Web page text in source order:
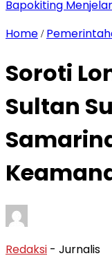
Bapokiting
Home /
Soroti
Sultan
Redaksi - Jurnalis